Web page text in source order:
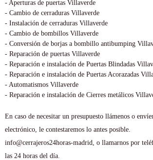
- Aperturas de puertas Villaverde
- Cambio de cerraduras Villaverde
- Instalación de cerraduras Villaverde
- Cambio de bombillos Villaverde
- Conversión de borjas a bombillo antibumping
- Reparación de puertas Villaverde
- Reparación e instalación de Puertas Blindadas
- Reparación e instalación de Puertas Acorazadas
- Automatismos Villaverde
- Reparación e instalación de Cierres metálicos
En caso de necesitar un presupuesto llámenos o
electrónico, le contestaremos lo antes posible.
info@cerrajeros24horas-madrid, o llamarnos por
las 24 horas del día.